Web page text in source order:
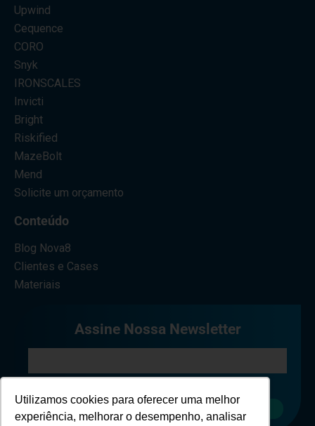
Utilizamos cookies para oferecer uma melhor
experiência, melhorar o desempenho, analisar
Upwind
Cequence
CORO
Snyk
IRONSCALES
Invicti
Bright
Riskified
MazeBolt
Mend
Solicite um orçamento
Conteúdo
Blog Nova8
Clientes e Cases
Materiais
Assine Nossa Newsletter